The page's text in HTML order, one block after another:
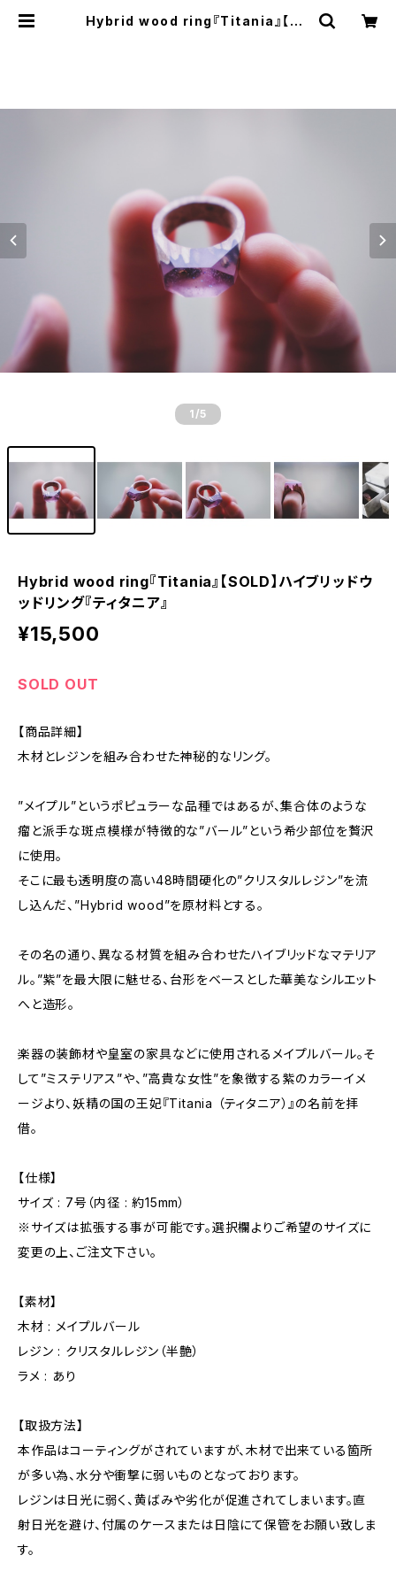
Hybrid wood ring『Titania』【SO
1 /5
Hybrid wood ring『Titania』【SOLD】ハイブリッドウ
ッドリング『ティタニア』
¥15,500
SOLD OUT
【商品詳細】
木材とレジンを組み合わせた神秘的なリング。
”メイプル”というポピュラーな品種ではあるが、集合体のような
瘤と派手な斑点模様が特徴的な”バール”という希少部位を贅沢
に使用。
そこに最も透明度の高い48時間硬化の”クリスタルレジン”を流
し込んだ、”Hybrid wood”を原材料とする。
その名の通り、異なる材質を組み合わせたハイブリッドなマテリア
ル。”紫”を最大限に魅せる、台形をベースとした華美なシルエット
へと造形。
楽器の装飾材や皇室の家具などに使用されるメイプルバール。そ
して”ミステリアス”や、”高貴な女性”を象徴する紫のカラーイメ
ージより、妖精の国の王妃『Titania （ティタニア）』の名前を拝
借。
【仕様】
サイズ : 7号（内径 : 約15mm）
※サイズは拡張する事が可能です。選択欄よりご希望のサイズに
変更の上、ご注文下さい。
【素材】
木材 : メイプルバール
レジン : クリスタルレジン（半艶）
ラメ : あり
【取扱方法】
本作品はコーティングがされていますが、木材で出来ている箇所
が多い為、水分や衝撃に弱いものとなっております。
レジンは日光に弱く、黄ばみや劣化が促進されてしまいます。直
射日光を避け、付属のケースまたは日陰にて保管をお願い致しま
す。